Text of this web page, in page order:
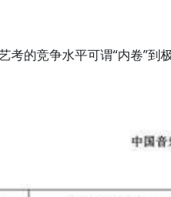
考的竞争水平可谓“内卷”到极